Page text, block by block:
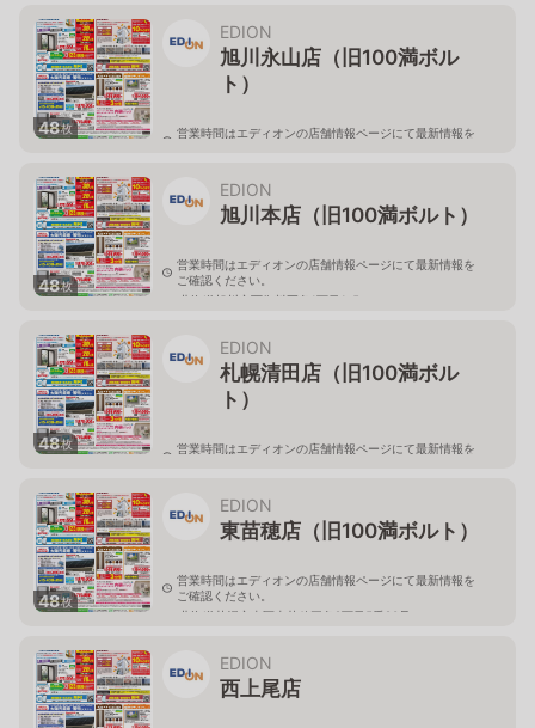
48枚
EDION
旭川永山店（旧100満ボル
ト）
営業時間はエディオンの店舗情報ページにて最新情報を
48枚
EDION
旭川本店（旧100満ボルト）
営業時間はエディオンの店舗情報ページにて最新情報を
ご確認ください。
北海道旭川市西御料五条1丁目1-5
48枚
EDION
札幌清田店（旧100満ボル
ト）
営業時間はエディオンの店舗情報ページにて最新情報を
48枚
EDION
東苗穂店（旧100満ボルト）
営業時間はエディオンの店舗情報ページにて最新情報を
ご確認ください。
北海道札幌市東区東苗穂三条2丁目5番20号
EDION
西上尾店